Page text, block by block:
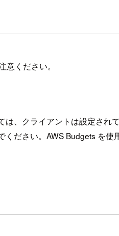
ください。
、クライアントは設定され
ださい。AWS Budgets を使